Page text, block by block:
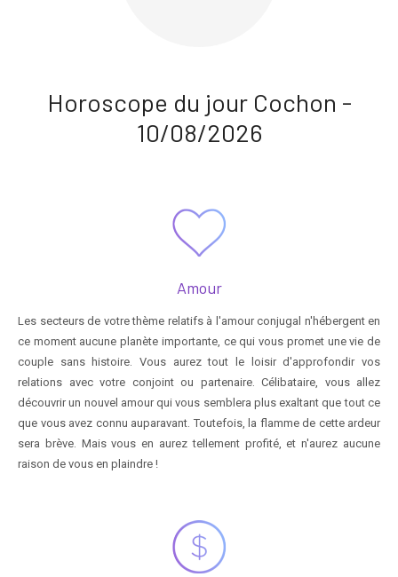
Horoscope du jour Cochon -
10/08/2026
Amour
Les secteurs de votre thème relatifs à l'amour conjugal n'hébergent en
ce moment aucune planète importante, ce qui vous promet une vie de
couple sans histoire. Vous aurez tout le loisir d'approfondir vos
relations avec votre conjoint ou partenaire. Célibataire, vous allez
découvrir un nouvel amour qui vous semblera plus exaltant que tout ce
que vous avez connu auparavant. Toutefois, la flamme de cette ardeur
sera brève. Mais vous en aurez tellement profité, et n'aurez aucune
raison de vous en plaindre !